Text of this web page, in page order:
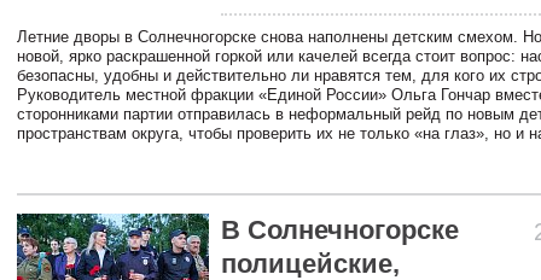
Летние дворы в Солнечногорске снова наполнены детским смехом.
новой, ярко раскрашенной горкой или качелей всегда стоит вопрос:
безопасны, удобны и действительно ли нравятся тем, для кого их
Руководитель местной фракции «Единой России» Ольга Гончар
сторонниками партии отправилась в неформальный рейд по новым
пространствам округа, чтобы проверить их не только «на глаз», но и
В Солнечногорске
полицейские,